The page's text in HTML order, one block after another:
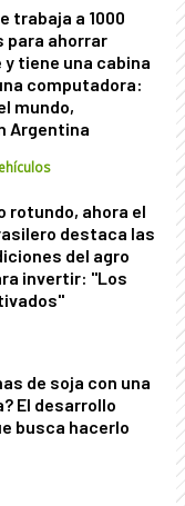
trabaja a 1000
para ahorrar
tiene una cabina
computadora:
mundo,
Argentina
rotundo, ahora el
destaca las
del agro
invertir: "Los
de soja con una
El desarrollo
busca hacerlo